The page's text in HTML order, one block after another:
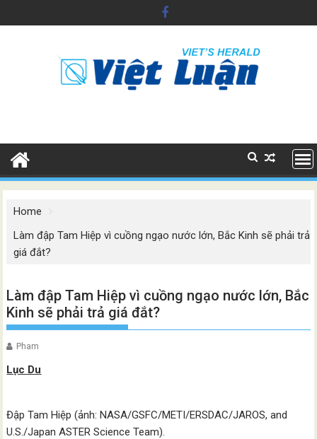
to
Home
Làm đập Tam Hiệp vì cuồng ngạo nước lớn, Bắc Kinh sẽ phải trả
giá đắt?
Làm đập Tam Hiệp vì cuồng ngạo nước lớn, Bắc
Kinh sẽ phải trả giá đắt?
Pham
Lục Du
Đập Tam Hiệp (ảnh: NASA/GSFC/METI/ERSDAC/JAROS, and
U.S./Japan ASTER Science Team).